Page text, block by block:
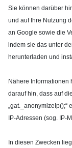
Sie können darüber
und auf Ihre Nutzung
an Google sowie die
indem sie das unter
herunterladen und
Nähere Informationen
darauf hin, dass auf
„gat._anonymizeIp();“
IP-Adressen (sog. IP-
In diesen Zwecken